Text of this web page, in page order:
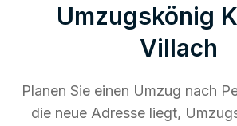
Umzugskönig
Villach
Planen Sie einen Umzug nach
die neue Adresse liegt,